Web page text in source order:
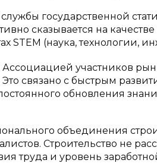
государственной
сказывается на
STEM (наука, технологии,
участников
связано с быстрым
обновления
объединения
Строительство не
труда и уровень